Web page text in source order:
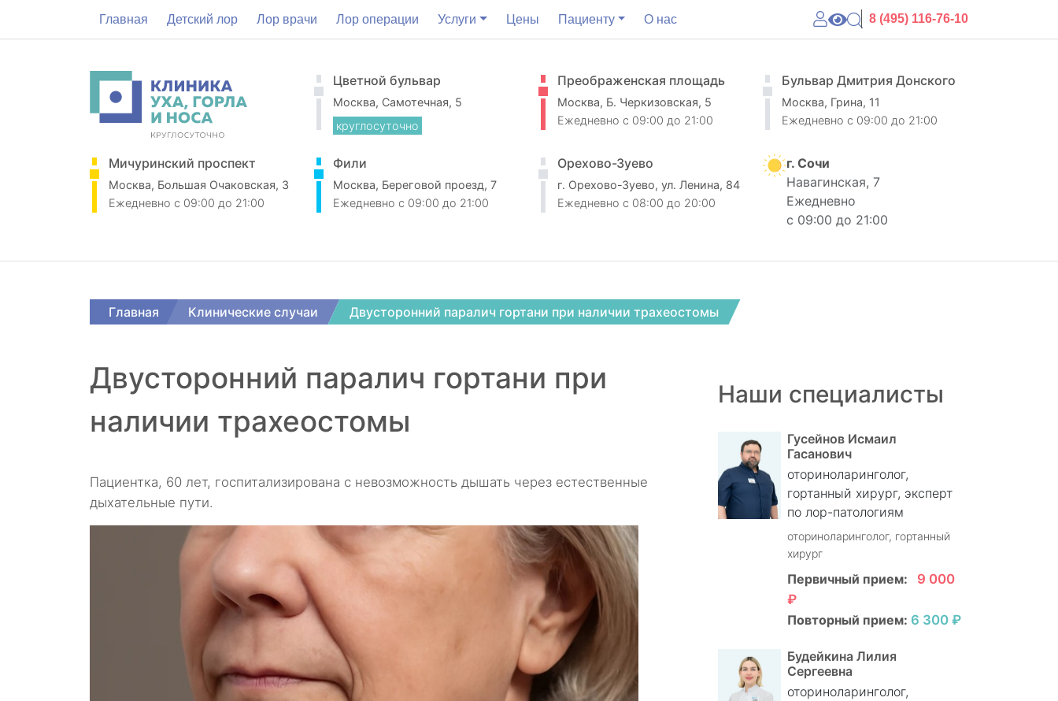
Главная Детский лор Лор врачи Лор операции Услуги Цены Пациенту О нас 8 (495) 116-76-10
Цветной бульвар
Москва, Самотечная, 5
круглосуточно
Преображенская площадь
Москва, Б. Черкизовская, 5
Ежедневно c 09:00 до 21:00
Бульвар Дмитрия Донского
Москва, Грина, 11
Ежедневно c 09:00 до 21:00
Мичуринский проспект
Москва, Большая Очаковская, 3
Ежедневно c 09:00 до 21:00
Фили
Москва, Береговой проезд, 7
Ежедневно c 09:00 до 21:00
Орехово-Зуево
г. Орехово-Зуево, ул. Ленина, 84
Ежедневно c 08:00 до 20:00
г. Сочи
Навагинская, 7
Ежедневно
с 09:00 до 21:00
Главная Клинические случаи Двусторонний паралич гортани при наличии трахеостомы
Двусторонний паралич гортани при
наличии трахеостомы
Пациентка, 60 лет, госпитализирована с невозможность дышать через естественные
дыхательные пути.
Наши специалисты
Гусейнов Исмаил
Гасанович
оториноларинголог,
гортанный хирург, эксперт
по лор-патологиям
оториноларинголог, гортанный
хирург
Первичный прием:
9 000
₽
Повторный прием: 6 300 ₽
Будейкина Лилия
Сергеевна
оториноларинголог,